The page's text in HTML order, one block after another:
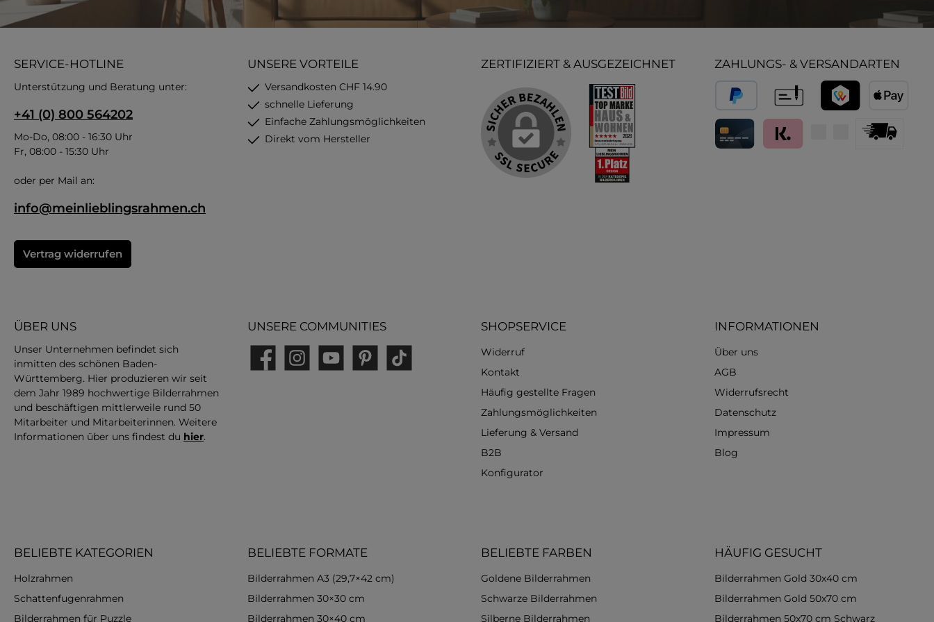
SERVICE-HOTLINE
Unterstützung und Beratung unter:
+41 (0) 800 564202
Mo-Do, 08:00 - 16:30 Uhr
Fr, 08:00 - 15:30 Uhr
oder per Mail an:
info@meinlieblingsrahmen.ch
Vertrag widerrufen
SHOPSERVICE
Widerruf
Kontakt
Häufig gestellte Fragen
Zahlungsmöglichkeiten
Lieferung & Versand
B2B
Konfigurator
INFORMATIONEN
Über uns
AGB
Widerrufsrecht
Datenschutz
Impressum
Blog
BELIEBTE KATEGORIEN
Holzrahmen
Schattenfugenrahmen
Bilderrahmen für Puzzle
BELIEBTE FORMATE
Bilderrahmen A3 (29,7×42 cm)
Bilderrahmen 30×30 cm
Bilderrahmen 30×40 cm
BELIEBTE FARBEN
Goldene Bilderrahmen
Schwarze Bilderrahmen
Silberne Bilderrahmen
HÄUFIG GESUCHT
Bilderrahmen Gold 30x40 cm
Bilderrahmen Gold 50x70 cm
Bilderrahmen 50x70 cm Schwarz
ZAHLUNGS- & VERSANDARTEN
PayPal Vorkasse
ÜBER UNS
Unser Unternehmen befindet sich
inmitten des schönen Baden-
Württemberg. Hier produzieren wir seit
dem Jahr 1989 hochwertige Bilderrahmen
und beschäftigen mittlerweile rund 50
Mitarbeiter und Mitarbeiterinnen. Weitere
Informationen über uns findest du hier.
ZERTIFIZIERT & AUSGEZEICHNET
UNSERE VORTEILE
Versandkosten CHF 14.90
schnelle Lieferung
Einfache Zahlungsmöglichkeiten
Direkt vom Hersteller
UNSERE COMMUNITIES
FacebookInstagramYouTube PinterestTikTok